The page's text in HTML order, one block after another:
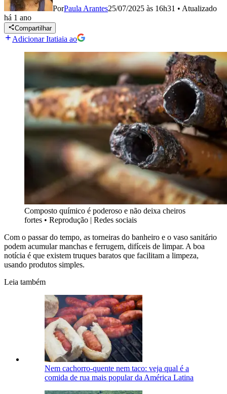
PorPaula Arantes25/07/2025 às 16h31 • Atualizado
há 1 ano
Compartilhar
Adicionar Itatiaia ao
Composto químico é poderoso e não deixa cheiros
fortes • Reprodução | Redes sociais
Com o passar do tempo, as torneiras do banheiro e o vaso sanitário
podem acumular manchas e ferrugem, difíceis de limpar. A boa
notícia é que existem truques baratos que facilitam a limpeza,
usando produtos simples.
Leia também
Nem cachorro-quente nem taco: veja qual é a
comida de rua mais popular da América Latina